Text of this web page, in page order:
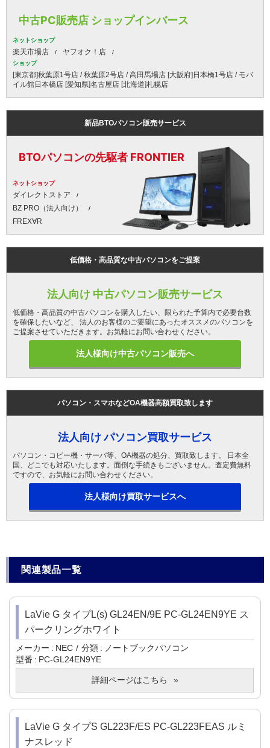
中古PC販売店 ショップインバース
ネットショップ
楽天市場店 ヤフオク！店
ショップ
[東京都]秋葉原1号店 / 秋葉原2号店 / 高田馬場店 [大阪府]日本橋1号店 / モバ
イル館日本橋店 [愛知県]名古屋店 [北海道]札幌店
新品BTOパソコン販売サービス
BTOパソコンの先駆者 FRONTIER
ネットショップ
ダイレクトストア
BZ PRO（法人向け）
FREX∀R
低価格・高品質な中古パソコンをご提案
法人向け 中古パソコン販売サービス
低価格・高品質の中古パソコンを購入したい、限られた予算内で必要台数
を確保したいなど、 法人のお客様のご要望にあったオススメのパソコンを
ご提案させていただきます。お気軽にお問い合わせください。
法人様向け中古パソコン販売へ
パソコン・スマホなどOA機器高額買取致します
法人向け パソコン買取サービス
パソコン・コピー機・サーバ等、OA機器の処分、買取致します。 日本全
国、どこでも対応いたします。面倒な手続きもございません。査定費無料
ですので、お気軽にお問い合わせください。
法人様向け買取サービスへ
関連製品一覧
LaVie G タイプL(s) GL24EN/9E PC-GL24EN9YE ス
パークリングホワイト
メーカー NEC 分類
ノートブックパソコン
型番
PC-GL24EN9YE
詳細ページはこちら
LaVie G タイプS GL223F/ES PC-GL223FEAS ルミ
ナスレッド